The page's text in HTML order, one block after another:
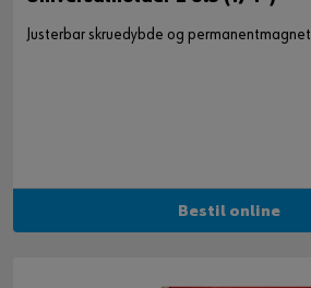
Justerbar skruedybde og permanentmagnet
Bestil online